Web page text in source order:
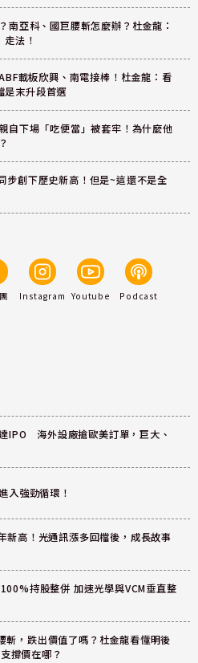
南亞科、國巨腰斬怎麼辦？杜金龍：
法！
載板欣興、南電接棒！杜金龍：看
末升段首選
自下場「吃便當」被套牢！為什麼他
創下歷史新高！但是~這還不是全
Instagram Youtube Podcast
IPO 海外設廠搶歐美訂單，巨大、
入強勁循環！
高！光通訊漲多回檔後，成長故事
持股整併 加速光學與VCM垂直整
，跌出價值了嗎？杜金龍看懂明後
撐價在哪？